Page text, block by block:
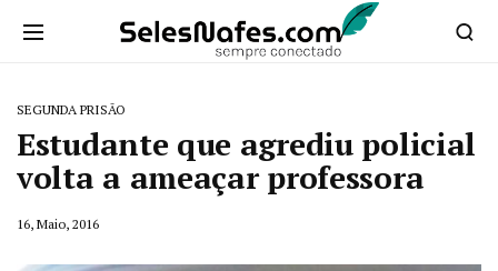
SEGUNDA PRISÃO
Estudante que agrediu policial
volta a ameaçar professora
16, Maio, 2016